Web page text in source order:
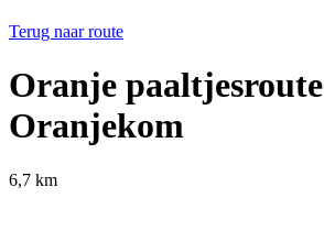
Terug naar route
Oranje paaltjesroute
Oranjekom
6,7 km